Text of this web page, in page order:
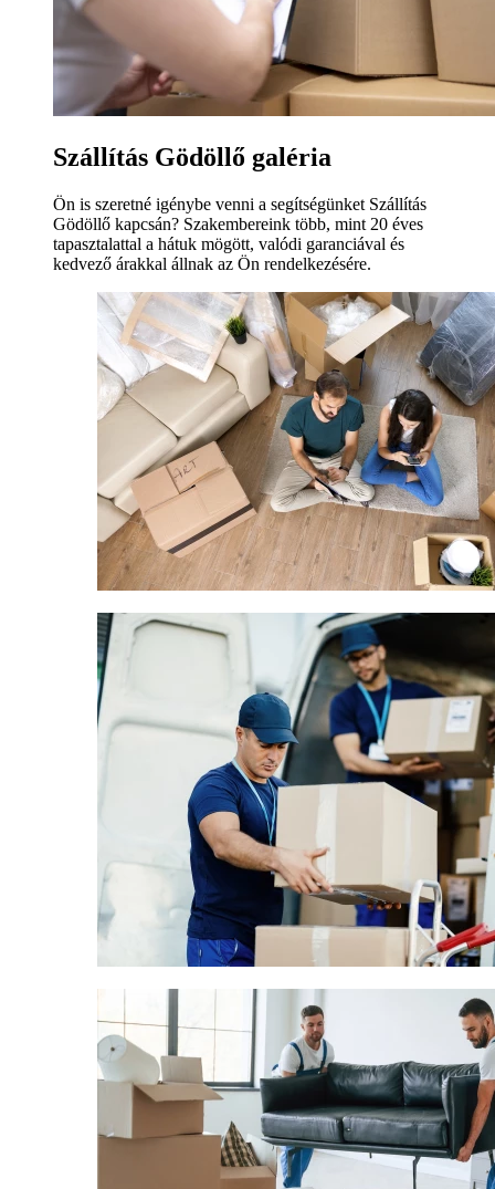
Szállítás Gödöllő galéria
Ön is szeretné igénybe venni a segítségünket Szállítás
Gödöllő kapcsán? Szakembereink több, mint 20 éves
tapasztalattal a hátuk mögött, valódi garanciával és
kedvező árakkal állnak az Ön rendelkezésére.